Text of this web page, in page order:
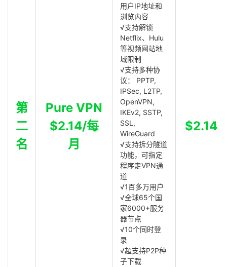
第
二
名
Pure VPN
$2.14/每
月
用户IP地址和
浏览内容
√支持解锁
Netflix、Hulu
等视频网站地
域限制
√支持多种协
议： PPTP,
IPSec, L2TP,
OpenVPN,
IKEv2, SSTP,
SSL,
WireGuard
√支持拆分隧道
功能，可指定
程序走VPN通
道
√1百多万用户
√全球65个国
家6000+服务
器节点
√10个同时登
录
√超支持P2P种
子下载
$2.14